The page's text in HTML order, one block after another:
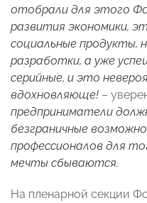
отобрали для этого
развития экономики,
социальные продукты,
разработки, а уже
серийные, и это
вдохновляюще! –
предприниматели
безграничные
профессионалов для
мечты сбываются.
На пленарной секции